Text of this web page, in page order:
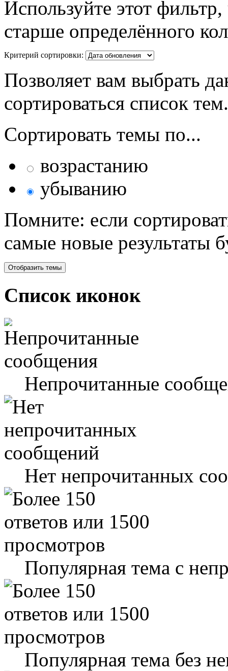
Используйте этот
старше определённого
Критерий сортировки:
Позволяет вам выбрать
сортироваться список тем.
Сортировать темы по...
возрастанию
убыванию
Помните: если
самые новые результаты
Список иконок
Непрочитанные
Нет непрочитанных
Популярная тема с
Популярная тема без